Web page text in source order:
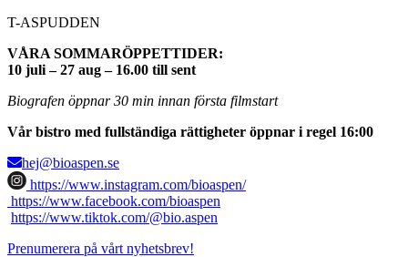
T-ASPUDDEN
VÅRA SOMMARÖPPETTIDER:
10 juli – 27 aug – 16.00 till sent
Biografen öppnar 30 min innan första filmstart
Vår bistro med fullständiga rättigheter öppnar i regel 16:00
hej@bioaspen.se
https://www.instagram.com/bioaspen/
https://www.facebook.com/bioaspen
https://www.tiktok.com/@bio.aspen
Prenumerera på vårt nyhetsbrev!